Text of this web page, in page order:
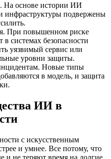
На основе истории ИИ
инфраструктуры подвержены
При повышенном риске
системах безопасности
уязвимый сервис или
уровни защиты.
Новые типы
в модель, и защита
ИИ в
с искусственным
и умнее. Все потому, что
и не теряют время на долгие